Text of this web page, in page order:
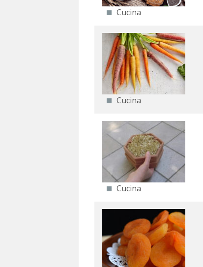
Cucina
Cucina
Cucina